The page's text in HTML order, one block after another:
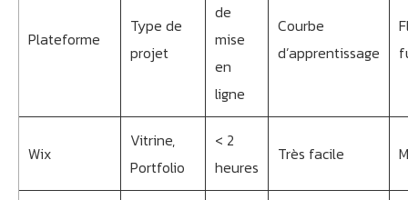
Plateforme
Type de
projet
de
mise
en
ligne
Courbe
d’apprentissage
Wix
Vitrine,
Portfolio
< 2
heures
Très facile